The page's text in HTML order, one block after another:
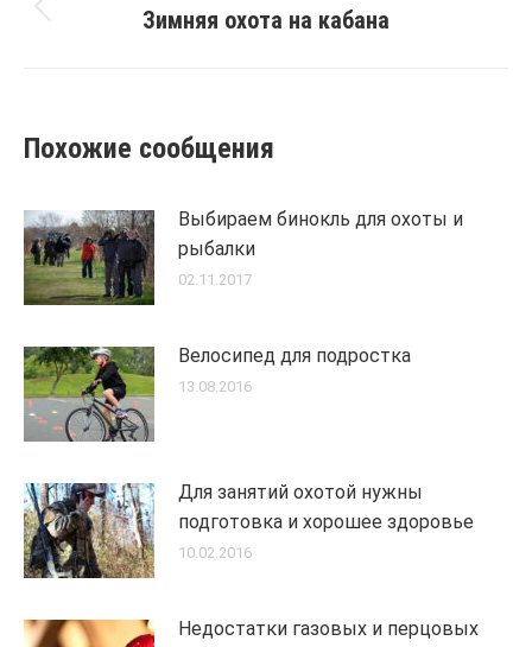
navigation
Previous
Зимняя охота на кабана
Похожие сообщения
Выбираем бинокль для охоты и
рыбалки
02.11.2017
Велосипед для подростка
13.08.2016
Для занятий охотой нужны
подготовка и хорошее здоровье
10.02.2016
Недостатки газовых и перцовых